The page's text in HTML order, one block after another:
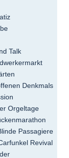
Talk
Denkmals
Orgeltage
Passagiere
Revival